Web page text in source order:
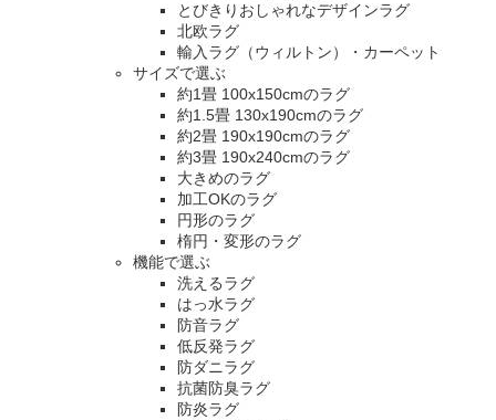
とびきりおしゃれなデザインラグ
北欧ラグ
輸入ラグ（ウィルトン）・カーペット
サイズで選ぶ
約1畳 100x150cmのラグ
約1.5畳 130x190cmのラグ
約2畳 190x190cmのラグ
約3畳 190x240cmのラグ
大きめのラグ
加工OKのラグ
円形のラグ
楕円・変形のラグ
機能で選ぶ
洗えるラグ
はっ水ラグ
防音ラグ
低反発ラグ
防ダニラグ
抗菌防臭ラグ
防炎ラグ